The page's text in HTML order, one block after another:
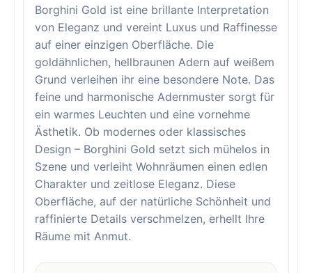
Borghini Gold ist eine brillante Interpretation
von Eleganz und vereint Luxus und Raffinesse
auf einer einzigen Oberfläche. Die
goldähnlichen, hellbraunen Adern auf weißem
Grund verleihen ihr eine besondere Note. Das
feine und harmonische Adernmuster sorgt für
ein warmes Leuchten und eine vornehme
Ästhetik. Ob modernes oder klassisches
Design – Borghini Gold setzt sich mühelos in
Szene und verleiht Wohnräumen einen edlen
Charakter und zeitlose Eleganz. Diese
Oberfläche, auf der natürliche Schönheit und
raffinierte Details verschmelzen, erhellt Ihre
Räume mit Anmut.